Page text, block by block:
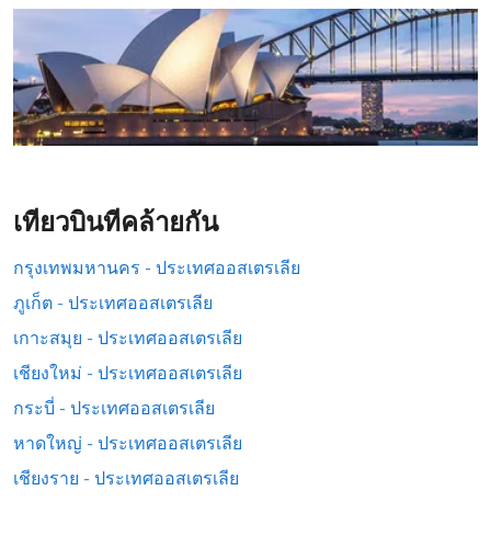
เที่ยวบินที่คล้ายกัน
กรุงเทพมหานคร - ประเทศออสเตรเลีย
ภูเก็ต - ประเทศออสเตรเลีย
เกาะสมุย - ประเทศออสเตรเลีย
เชียงใหม่ - ประเทศออสเตรเลีย
กระบี่ - ประเทศออสเตรเลีย
หาดใหญ่ - ประเทศออสเตรเลีย
เชียงราย - ประเทศออสเตรเลีย